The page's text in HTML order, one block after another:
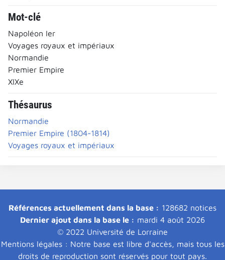
Mot-clé
Napoléon Ier
Voyages royaux et impériaux
Normandie
Premier Empire
XIXe
Thésaurus
Normandie
Premier Empire (1804-1814)
Voyages royaux et impériaux
Références actuellement dans la base : 128682 notices
Dernier ajout dans la base le : mardi 4 août 2026
© 2022 Université de Lorraine
Mentions légales : Notre base est libre d'accès, mais tous les
droits de reproduction sont réservés pour tout pays.